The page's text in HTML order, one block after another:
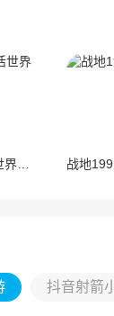
战地
抖音射箭